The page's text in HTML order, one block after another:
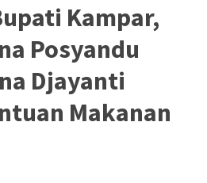
Kampar,
Posyandu
Djayanti
Makanan